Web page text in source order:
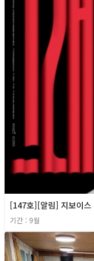
[147호][알림] 지보이
기간 : 9월